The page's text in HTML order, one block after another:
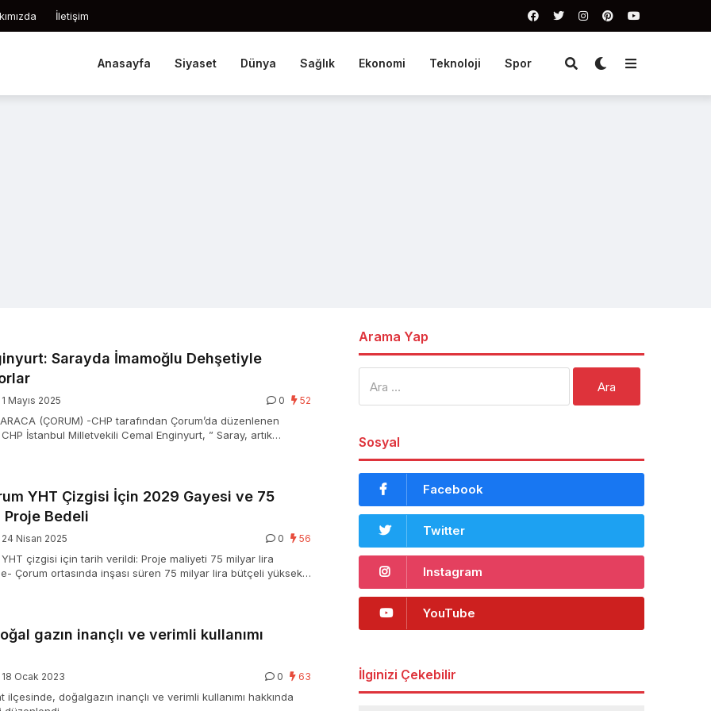
İletişim
Anasayfa Siyaset Dünya Sağlık Ekonomi Teknoloji Spor
Sarayda İmamoğlu Dehşetiyle
1 Mayıs 2025 0 52
(ÇORUM) -CHP tarafından Çorum’da düzenlenen
İstanbul Milletvekili Cemal Enginyurt, ” Saray, artık
YHT Çizgisi İçin 2029 Gayesi ve 75
Bedeli
24 Nisan 2025 0 56
çizgisi için tarih verildi: Proje maliyeti 75 milyar lira
Çorum ortasında inşası süren 75 milyar lira bütçeli yüksek
gazın inançlı ve verimli kullanımı
18 Ocak 2023 0 63
ilçesinde, doğalgazın inançlı ve verimli kullanımı hakkında
Arama Yap
Sosyal
Facebook
Twitter
Instagram
YouTube
İlginizi Çekebilir